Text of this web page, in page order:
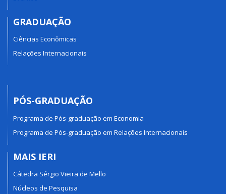
GRADUAÇÃO
Ciências Econômicas
Relações Internacionais
PÓS-GRADUAÇÃO
Programa de Pós-graduação em Economia
Programa de Pós-graduação em Relações Internacionais
MAIS IERI
Cátedra Sérgio Vieira de Mello
Núcleos de Pesquisa